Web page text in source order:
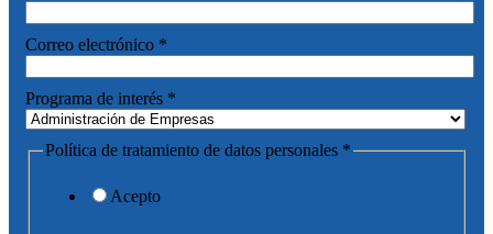
Correo electrónico *
Programa de interés *
Política de tratamiento de datos personales *
Acepto